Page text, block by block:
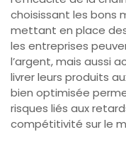
choisissant les bons
mettant en place
les entreprises
l’argent, mais aussi
livrer leurs produits
bien optimisée
risques liés aux
compétitivité sur le